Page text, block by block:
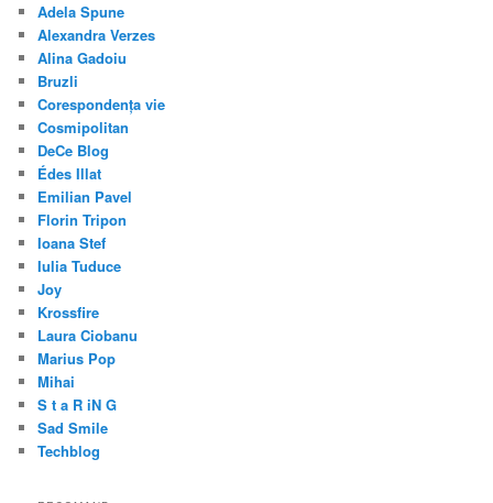
Adela Spune
Alexandra Verzes
Alina Gadoiu
Bruzli
Corespondența vie
Cosmipolitan
DeCe Blog
Édes Illat
Emilian Pavel
Florin Tripon
Ioana Stef
Iulia Tuduce
Joy
Krossfire
Laura Ciobanu
Marius Pop
Mihai
S t a R iN G
Sad Smile
Techblog